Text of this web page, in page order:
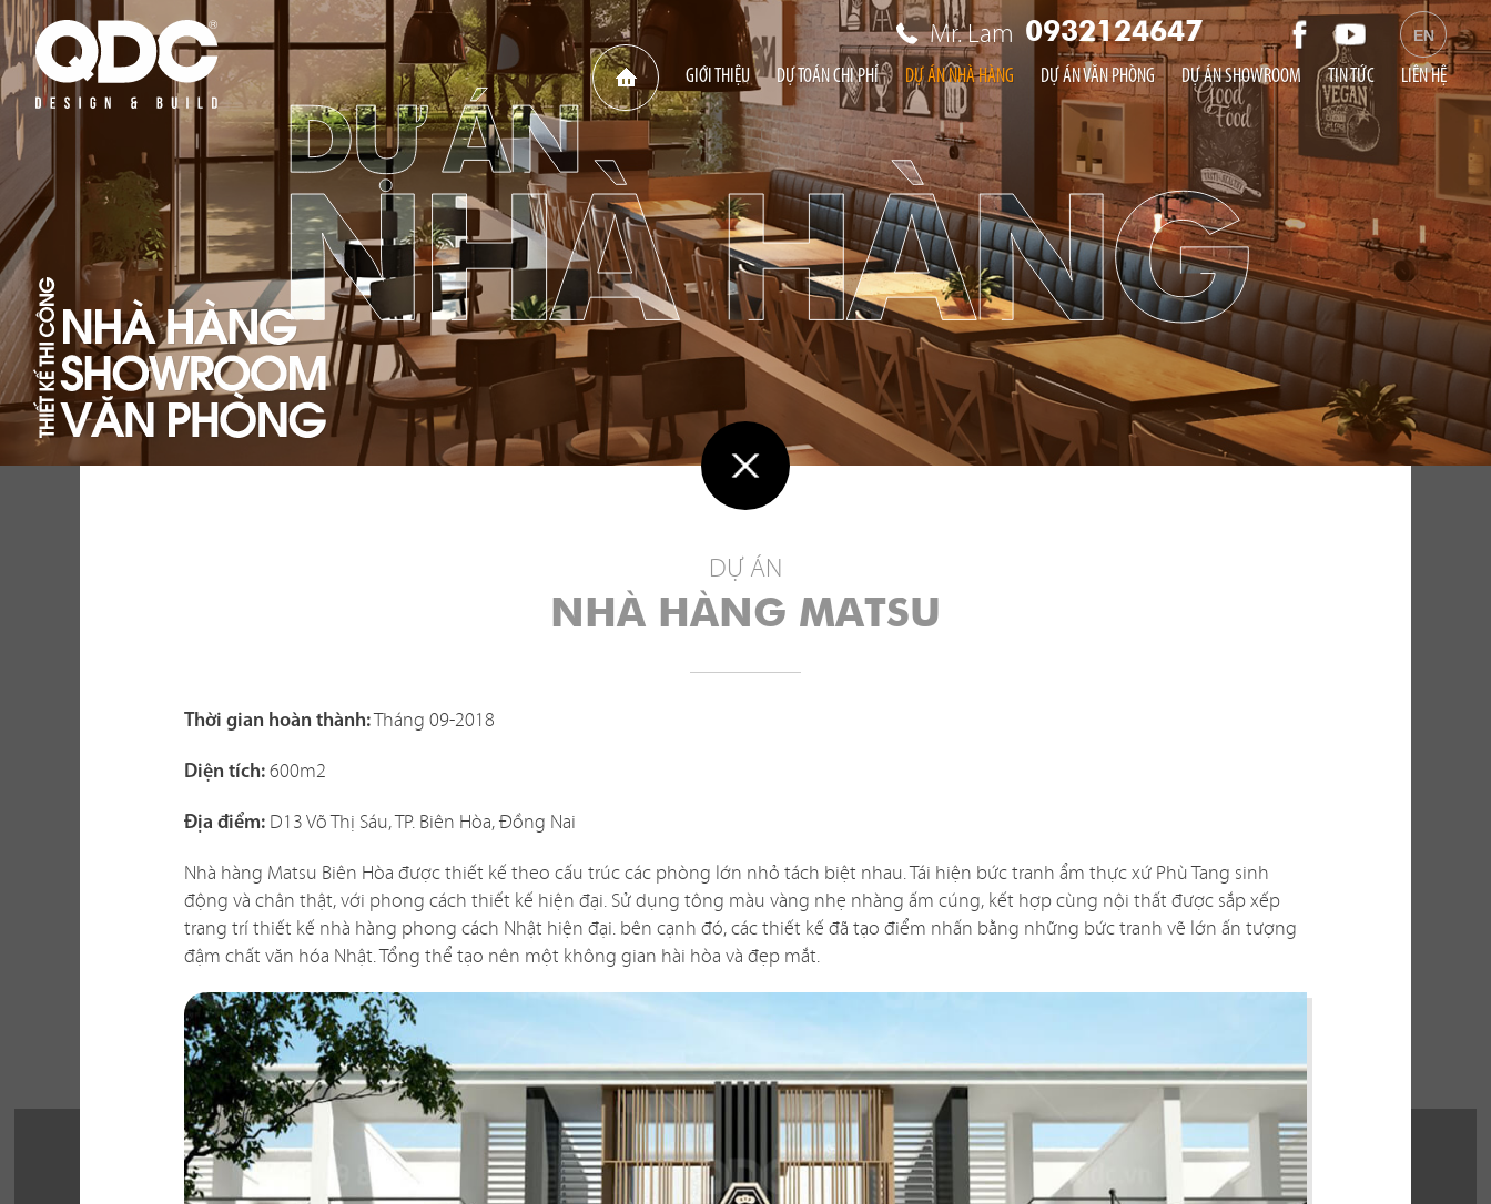
Mr. Lam 0932124647 EN
GIỚI THIỆU DỰ TOÁN CHI PHÍ DỰ ÁN NHÀ HÀNG DỰ ÁN VĂN PHÒNG DỰ ÁN SHOWROOM TIN TỨC LIÊN HỆ
DỰ ÁN
NHÀ HÀNG
hàng vừa thể hiện phong cách chủ đạo của mỗi nhà hàng. Tuy nhiên trên thực tế, việc
sao? Liệu có phù hợp với ngân sách và mong muốn của bạn?
Chúng tôi biết để tìm ra giải pháp hài hòa tất cả các yếu tố trên là một bài toán không
dễ giải quyết, vì vậy hãy để chúng tôi đồng hành cùng bạn, mang đến cho bạn những
phương án thiết kế hiệu quả và kinh tế nhất!
DỰ ÁN
NHÀ HÀNG MATSU
Thời gian hoàn thành:Tháng 09-2018
Diện tích:600m2
Địa điểm: D13 Võ Thị Sáu, TP. Biên Hòa, Đồng Nai
Nhà hàng Matsu Biên Hòa được thiết kế theo cấu trúc các phòng lớn nhỏ tách biệt nhau. Tái hiện bức tranh ẩm thực xứ Phù Tang sinh
động và chân thật, với phong cách thiết kế hiện đại. Sử dụng tông màu vàng nhẹ nhàng ấm cúng, kết hợp cùng nội thất được sắp xếp
trang trí thiết kế nhà hàng phong cách Nhật hiện đại. bên cạnh đó, các thiết kế đã tạo điểm nhấn bằng những bức tranh vẽ lớn ấn tượng
đậm chất văn hóa Nhật. Tổng thể tạo nên một không gian hài hòa và đẹp mắt.